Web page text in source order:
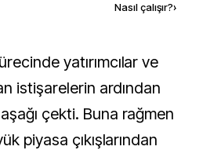
Nasıl çalışır?›
istişarelerin ardından
çekti. Buna rağmen
piyasa çıkışlarından